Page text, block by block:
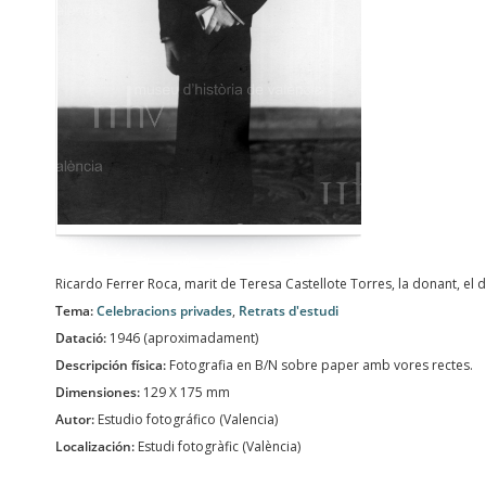
Ricardo Ferrer Roca, marit de Teresa Castellote Torres, la donant,
Tema:Celebracions privades, Retrats d'estudi
Datació: 1946 (aproximadament)
Descripción física: Fotografia en B/N sobre paper amb vores rectes.
Dimensiones: 129 X 175 mm
Autor: Estudio fotográfico (Valencia)
Localización: Estudi fotogràfic (València)